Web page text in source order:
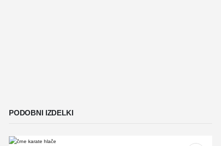
PODOBNI IZDELKI